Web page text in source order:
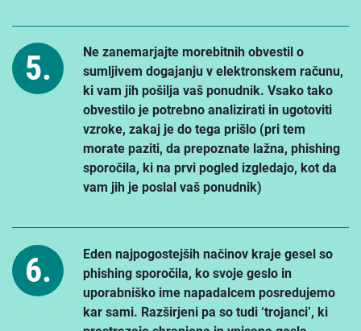
Ne zanemarjajte morebitnih obvestil o
sumljivem dogajanju v elektronskem računu,
ki vam jih pošilja vaš ponudnik. Vsako tako
obvestilo je potrebno analizirati in ugotoviti
vzroke, zakaj je do tega prišlo (pri tem
morate paziti, da prepoznate lažna, phishing
sporočila, ki na prvi pogled izgledajo, kot da
vam jih je poslal vaš ponudnik)
Eden najpogostejših načinov kraje gesel so
phishing sporočila, ko svoje geslo in
uporabniško ime napadalcem posredujemo
kar sami. Razširjeni pa so tudi ‘trojanci’, ki